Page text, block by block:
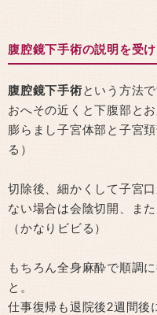
腹腔鏡下手術の説明を受け
腹腔鏡下手術という方法で
おへその近くと下腹部と
膨らまし子宮体部と子宮
る）
切除後、細かくして子宮
ない場合は会陰切開、ま
（かなりビビる）
もちろん全身麻酔で順調
と。
仕事復帰も退院後2週間後